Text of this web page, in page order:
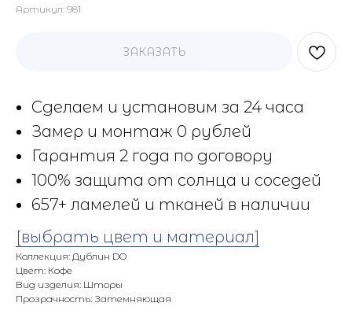
Артикул: 981
ЗАКАЗАТЬ
Сделаем и установим за 24 часа
Замер и монтаж 0 рублей
Гарантия 2 года по договору
100% защита от солнца и соседей
657+ ламелей и тканей в наличии
[выбрать цвет и материал]
Коллекция: Дублин DO
Цвет: Кофе
Вид изделия: Шторы
Прозрачность: Затемняющая